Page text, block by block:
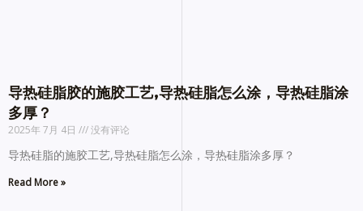
导热硅脂胶的施胶工艺,导热硅脂怎么涂，导热硅脂涂
多厚？
2025年 7月 4日 没有评论
导热硅脂的施胶工艺,导热硅脂怎么涂，导热硅脂涂多厚？
Read More »